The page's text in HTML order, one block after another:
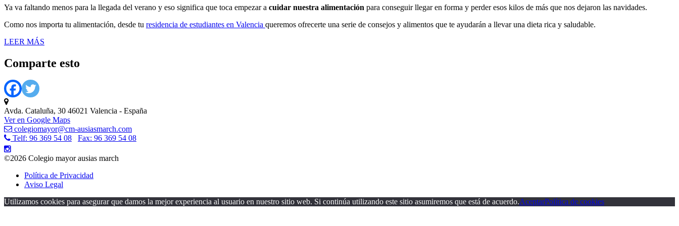
Ya va faltando menos para la llegada del verano y eso significa que toca empezar a cuidar nuestra alimentación para conseguir llegar en forma y perder esos kilos de más que nos dejaron las navidades.
Como nos importa tu alimentación, desde tu residencia de estudiantes en Valencia queremos ofrecerte una serie de consejos y alimentos que te ayudarán a llevar una dieta rica y saludable.
LEER MÁS
Comparte esto
Avda. Cataluña, 30 46021 Valencia - España
Ver en Google Maps
colegiomayor@cm-ausiasmarch.com
Telf: 96 369 54 08
Fax: 96 369 54 08
©2026 Colegio mayor ausias march
Política de Privacidad
Aviso Legal
Utilizamos cookies para asegurar que damos la mejor experiencia al usuario en nuestro sitio web. Si continúa utilizando este sitio asumiremos que está de acuerdo.AceptarPolítica de cookies